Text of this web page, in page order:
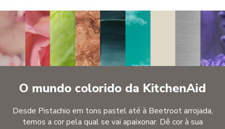
O mundo colorido da KitchenAid
Desde Pistachio em tons pastel até à Beetroot arrojada,
temos a cor pela qual se vai apaixonar. Dê cor à sua